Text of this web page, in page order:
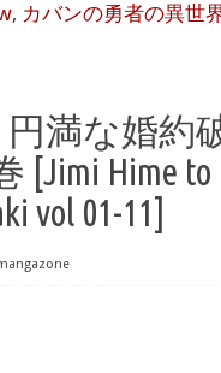
, カバンの勇者の異世
満な婚約
[Jimi Hime to
vol 01-11]